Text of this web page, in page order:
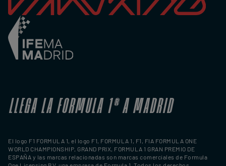
LLEGA LA FORMULA 1®A MADRID
El logo F1 FORMULA 1, el logo F1, FORMULA 1, F1, FIA FORMULA ONE
WORLD CHAMPIONSHIP, GRAND PRIX, FORMULA 1 GRAN PREMIO DE
ESPAÑA y las marcas relacionadas son marcas comerciales de Formula